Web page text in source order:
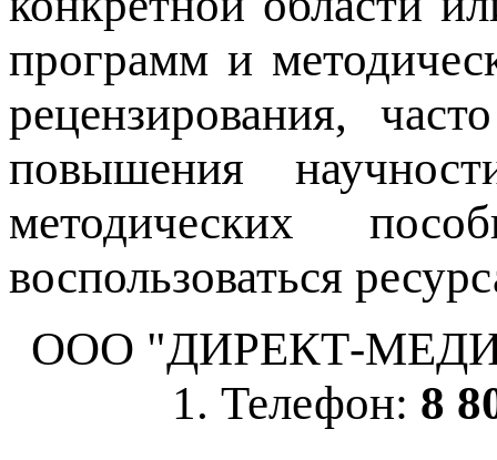
программ и
рецензирования,
повышения
методических
воспользоваться
ООО "ДИРЕКТ-
1. Телефон: 8